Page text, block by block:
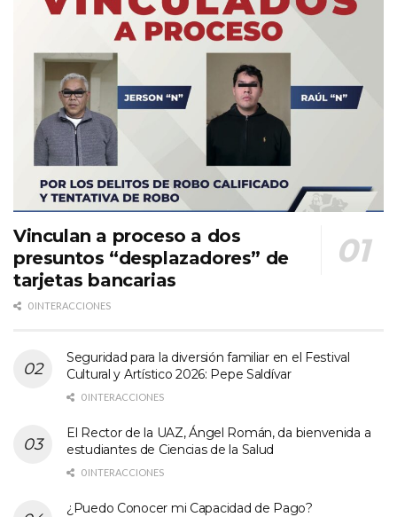
Vinculan a proceso a dos
presuntos “desplazadores” de
tarjetas bancarias
0 INTERACCIONES
Seguridad para la diversión familiar en el Festival
Cultural y Artístico 2026: Pepe Saldívar
0 INTERACCIONES
El Rector de la UAZ, Ángel Román, da bienvenida a
estudiantes de Ciencias de la Salud
0 INTERACCIONES
¿Puedo Conocer mi Capacidad de Pago?